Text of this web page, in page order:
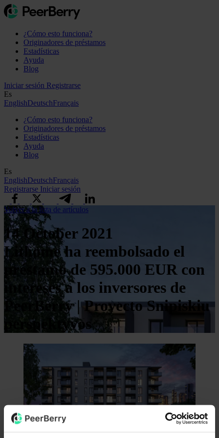
¿Cómo esto funciona?
Originadores de préstamos
Estadísticas
Ayuda
Blog
Iniciar sesión Registrarse
Es
EnglishDeutschFrançais
¿Cómo esto funciona?
Originadores de préstamos
Estadísticas
Ayuda
Blog
Es
EnglishDeutschFrançais
Registrarse Iniciar sesión
Volver a la lista de artículos
14 October 2021
Lithome ha reembolsado el
préstamo de 595.000 EUR con
intereses a los inversores de
PeerBerry | Proyecto Snipiskiu
perspektyvos